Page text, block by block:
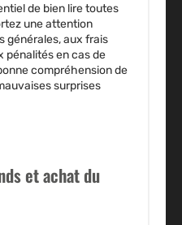
de bien lire toutes
une attention
générales, aux frais
pénalités en cas de
compréhension de
surprises
et achat du